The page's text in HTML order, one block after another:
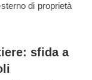
di proprietà
sfida a